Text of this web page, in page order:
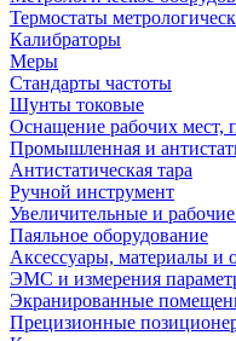
Термостаты
Калибраторы
Меры
Стандарты частоты
Шунты токовые
Оснащение рабочих мест,
Промышленная и
Антистатическая тара
Ручной инструмент
Увеличительные и
Паяльное оборудование
Аксессуары, материалы и
ЭМС и измерения
Экранированные
Прецизионные